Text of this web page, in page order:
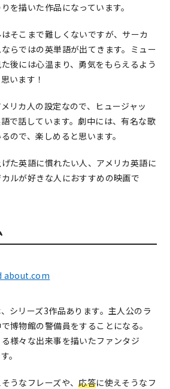
を描いた作品になっています。
そこまで難しくないですが、サーカ
らではの英単語が出てきます。ミュー
後には心温まり、勇気をもらえるよう
います！
リカ人の設定なので、ヒュージャッ
で話しています。劇中には、有名な歌
ので、楽しめると思います。
た英語に慣れたい人、アメリカ英語に
ルが好きな人におすすめの映画で
about.com
シリーズ3作品あります。主人公のラ
博物館の警備員をすることになる。
様々な出来事を描いたファンタジ
。
うなフレーズや、応答に使えそうなフ